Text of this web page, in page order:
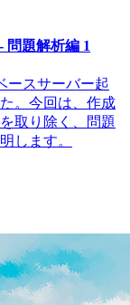
問題解析編 1
ースサーバー起
。今回は、作成
取り除く、問題
します。